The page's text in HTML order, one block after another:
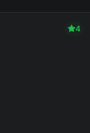
4